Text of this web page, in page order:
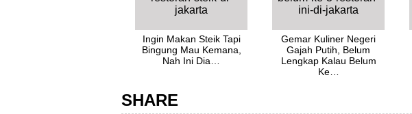
Ingin Makan Steik Tapi
Bingung Mau Kemana,
Nah Ini Dia…
Gemar Kuliner Negeri
Gajah Putih, Belum
Lengkap Kalau Belum
Ke…
SHARE